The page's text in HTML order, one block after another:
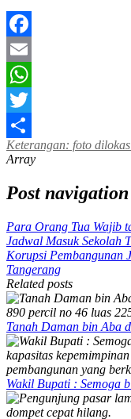
Facebook
Email
WhatsApp
Twitter
Share
Keterangan: foto
Array
Post navigation
Para Orang Tua Wajib
Jadwal Masuk Sekolah
Korupsi Pembangunan
Tangerang
Related posts
Tanah Daman bin Aba
Wakil Bupati : Semoga